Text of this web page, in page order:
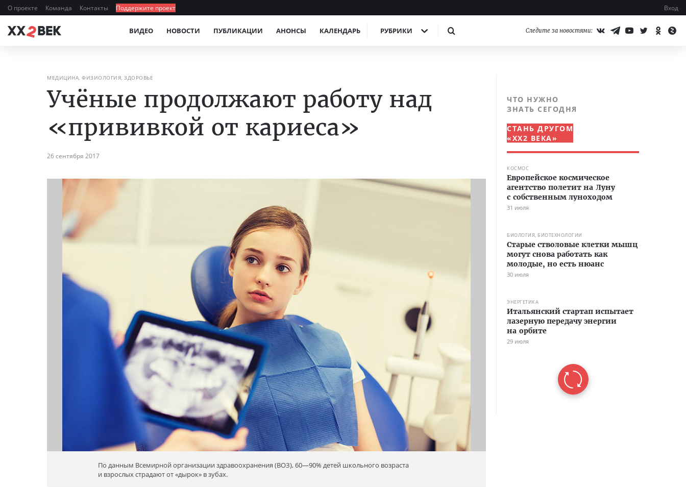
О проекте Команда Контакты Поддержите проект Вход
ВИДЕО НОВОСТИ ПУБЛИКАЦИИ АНОНСЫ КАЛЕНДАРЬ РУБРИКИ Следите за новостями:
МЕДИЦИНА, ФИЗИОЛОГИЯ, ЗДОРОВЬЕ
Учёные продолжают работу над
«прививкой от кариеса»
26 сентября 2017
По данным Всемирной организации здравоохранения (ВОЗ), 60—90% детей школьного возраста
и взрослых страдают от «дырок» в зубах.
ЧТО НУЖНО
ЗНАТЬ СЕГОДНЯ
СТАНЬ ДРУГОМ
«XX2 ВЕКА»
КОСМОС
Европейское космическое
агентство полетит на Луну
с собственным луноходом
31 июля
БИОЛОГИЯ, БИОТЕХНОЛОГИИ
Старые стволовые клетки мышц
могут снова работать как
молодые, но есть нюанс
30 июля
ЭНЕРГЕТИКА
Итальянский стартап испытает
лазерную передачу энергии
на орбите
29 июля